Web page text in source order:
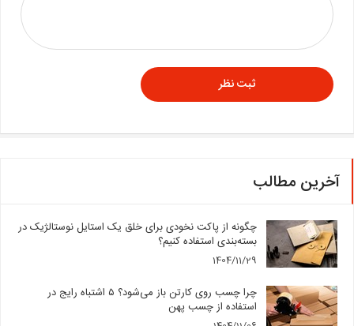
آخرین مطالب
چگونه از پاکت نخودی برای خلق یک استایل نوستالژیک در
بسته‌بندی استفاده کنیم؟
1404/11/29
چرا چسب روی کارتن باز می‌شود؟ ۵ اشتباه رایج در
استفاده از چسب پهن
1404/11/06